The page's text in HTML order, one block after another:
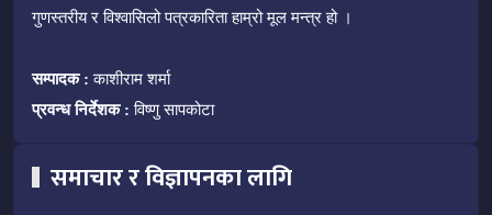
गुणस्तरीय र विश्वासिलो पत्रकारिता हाम्रो मूल मन्त्र हो ।
सम्पादक : काशीराम शर्मा
प्रवन्ध निर्देशक : विष्णु सापकोटा
समाचार र विज्ञापनका लागि